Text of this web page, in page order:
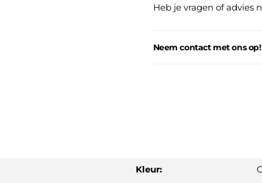
Heb je vragen of advies
Neem contact met ons op!
Kleur: